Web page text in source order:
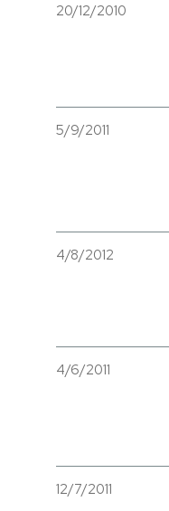
20/12/2010
5/9/2011
4/8/2012
4/6/2011
12/7/2011